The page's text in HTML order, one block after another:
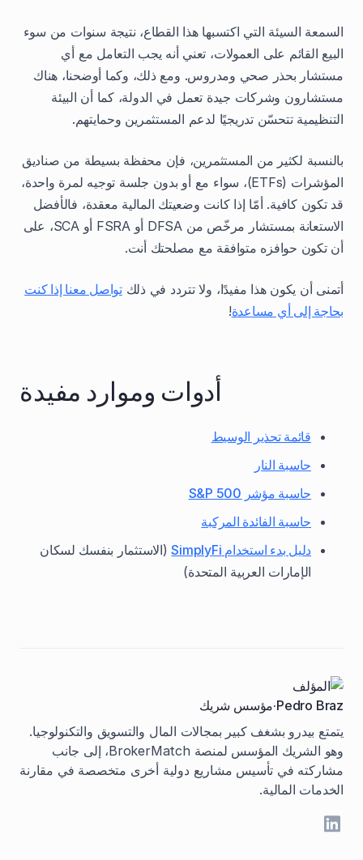
السمعة السيئة التي اكتسبها هذا القطاع، نتيجة سنوات من سوء
البيع القائم على العمولات، تعني أنه يجب التعامل مع أي
مستشار بحذر صحي ومدروس. ومع ذلك، وكما أوضحنا، هناك
مستشارون وشركات جيدة تعمل في الدولة، كما أن البيئة
التنظيمية تتحسّن تدريجيًا لدعم المستثمرين وحمايتهم.
بالنسبة لكثير من المستثمرين، فإن محفظة بسيطة من صناديق
المؤشرات (ETFs)، سواء مع أو بدون جلسة توجيه لمرة واحدة،
قد تكون كافية. أمّا إذا كانت وضعيتك المالية معقدة، فالأفضل
الاستعانة بمستشار مرخّص من DFSA أو FSRA أو SCA، على
أن تكون حوافزه متوافقة مع مصلحتك أنت.
أتمنى أن يكون هذا مفيدًا، ولا تتردد في ذلكتواصل معنا إذا كنت
بحاجة إلى أي مساعدة!
أدوات وموارد مفيدة
قائمة تحذير الوسيط
حاسبة النار
حاسبة مؤشر S&P 500
حاسبة الفائدة المركبة
دليل بدء استخدام SimplyFi
(الاستثمار بنفسك لسكان
الإمارات العربية المتحدة)
Pedro Braz
·مؤسس شريك
يتمتع بيدرو بشغف كبير بمجالات المال والتسويق والتكنولوجيا.
وهو الشريك المؤسس لمنصة BrokerMatch، إلى جانب
مشاركته في تأسيس مشاريع دولية أخرى متخصصة في مقارنة
الخدمات المالية.